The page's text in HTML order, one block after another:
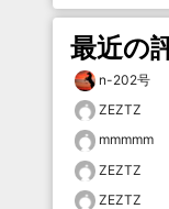
最近の
n-202号
ZEZTZ
mmmmm
ZEZTZ
ZEZTZ